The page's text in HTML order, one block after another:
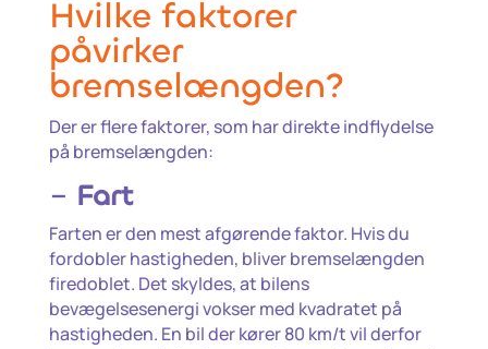
Hvilke faktorer
påvirker
bremselængden?
Der er flere faktorer, som har direkte indflydelse
på bremselængden:
– Fart
Farten er den mest afgørende faktor. Hvis du
fordobler hastigheden, bliver bremselængden
firedoblet. Det skyldes, at bilens
bevægelsesenergi vokser med kvadratet på
hastigheden. En bil der kører 80 km/t vil derfor